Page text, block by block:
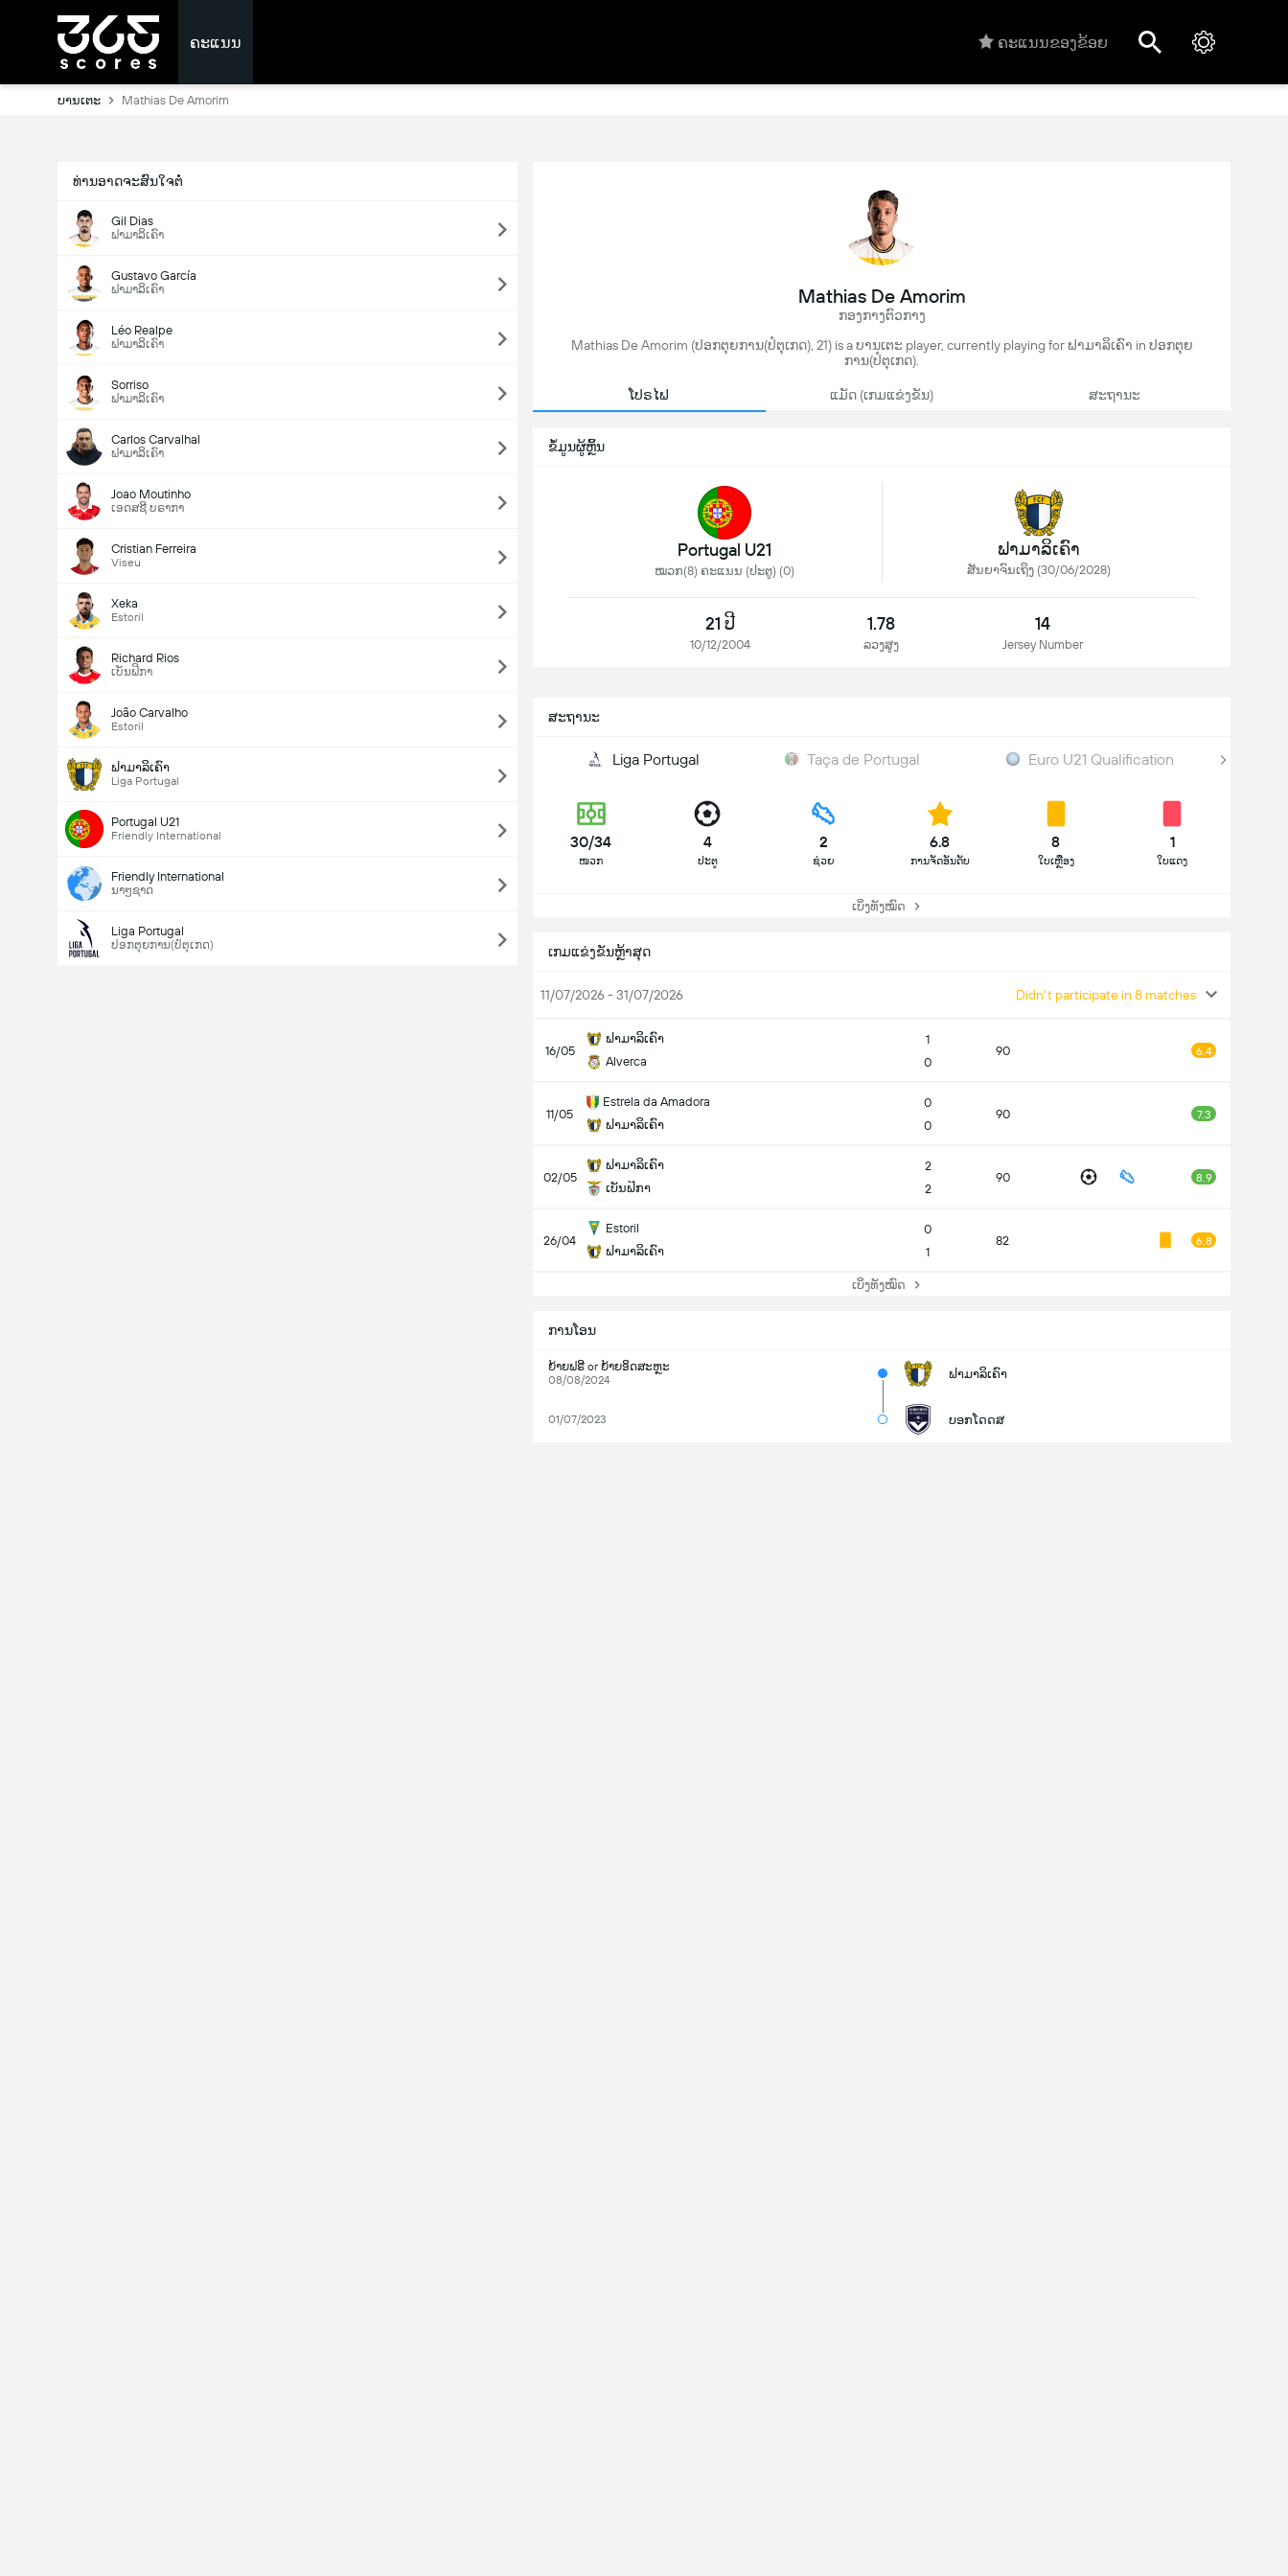
ຄະແນນ ຄະແນນຂອງຂ້ອຍ
ບານເຕະ Mathias De Amorim
ທ່ານອາດຈະສົນໃຈຕໍ່
Gil Dias
ຟາມາລິເຄົາ
Gustavo García
ຟາມາລິເຄົາ
Léo Realpe
ຟາມາລິເຄົາ
Sorriso
ຟາມາລິເຄົາ
Carlos Carvalhal
ຟາມາລິເຄົາ
Joao Moutinho
ເອດສຊີ ບຣາກາ
Cristian Ferreira
Viseu
Xeka
Estoril
Richard Rios
ເບັນຟິກາ
João Carvalho
Estoril
ຟາມາລິເຄົາ
Liga Portugal
Portugal U21
Friendly International
Friendly International
ນາໆຊາດ
Liga Portugal
ປອກຕຸຍການ(ປໍຕຸເກດ)
Mathias De Amorim
ກອງກາງຕົວກາງ
Mathias De Amorim (ປອກຕຸຍການ(ປໍຕຸເກດ), 21) is a ບານເຕະ player, currently playing for ຟາມາລິເຄົາ in ປອກຕຸຍ
ການ(ປໍຕຸເກດ).
ໂປຣໄຟ ແມັດ (ເກມແຂ່ງຂັນ) ສະຖານະ
ຂໍ້ມູນຜູ້ຫຼິ້ນ
Portugal U21
ໝວກ(8) ຄະແນນ (ປະຕູ) (0)
ຟາມາລິເຄົາ
ສັນຍາຈົນເຖິງ (30/06/2028)
21 ປີ
10/12/2004
1.78
ລວງສູງ
14
Jersey Number
ສະຖານະ
Liga Portugal Taça de Portugal Euro U21 Qualification
30/34
ໜວກ
4
ປະຕູ
2
ຊ່ວຍ
6.8
ການຈັດອັນດັບ
8
ໃບເຫຼືອງ
1
ໃບແດງ
ເບິ່ງທັງໝົດ
ເກມແຂ່ງຂັນຫຼ້າສຸດ
11/07/2026 - 31/07/2026 Didn't participate in 8 matches
16/05
ຟາມາລິເຄົາ
Alverca
1
0
90 6.4
11/05
Estrela da Amadora
ຟາມາລິເຄົາ
0
0
90 7.3
02/05
ຟາມາລິເຄົາ
ເບັນຟິກາ
2
2
90 8.9
26/04
Estoril
ຟາມາລິເຄົາ
0
1
82 6.8
ເບິ່ງທັງໝົດ
ການໂອນ
ຍ້າຍຟຣີ or ຍ້າຍອິດສະຫຼະ
08/08/2024
ຟາມາລິເຄົາ
01/07/2023 ບອກໂດດສ